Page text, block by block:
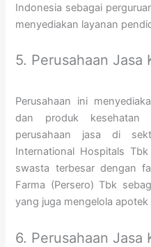
Indonesia sebagai
menyediakan layanan
5. Perusahaan Jasa
Perusahaan ini
dan produk kesehatan
perusahaan jasa di
International Hospitals
swasta terbesar dengan
Farma (Persero) Tbk
yang juga mengelola apotek
6. Perusahaan Jasa